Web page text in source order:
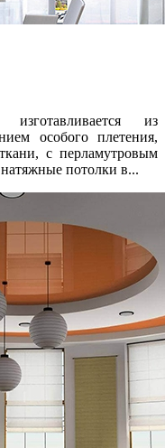
из
особого плетения,
с перламутровым
потолки в...